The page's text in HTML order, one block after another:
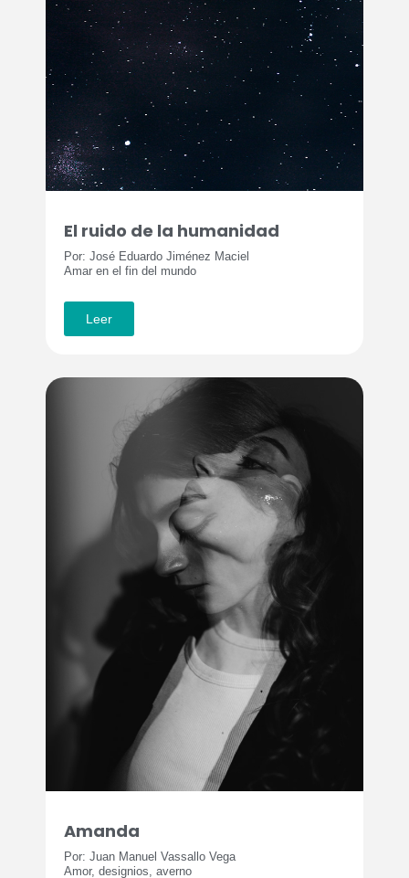
El ruido de la humanidad
Por: José Eduardo Jiménez Maciel
Amar en el fin del mundo
Leer
Amanda
Por: Juan Manuel Vassallo Vega
Amor, designios, averno